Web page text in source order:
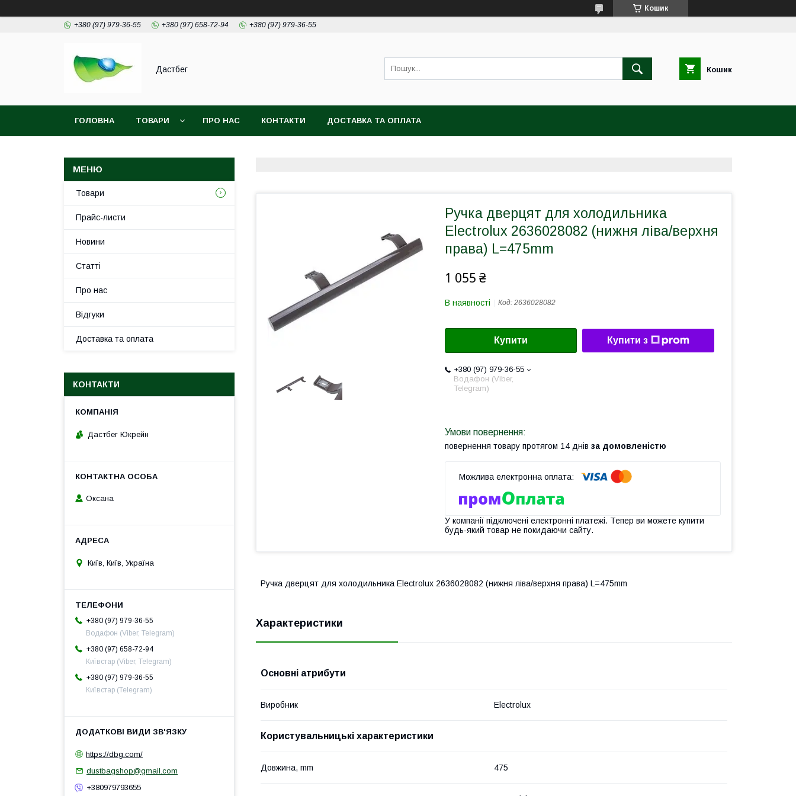
Кошик
+380 (97) 979-36-55 +380 (97) 658-72-94 +380 (97) 979-36-55
Дастбег Кошик
ГОЛОВНА ТОВАРИ ПРО НАС КОНТАКТИ ДОСТАВКА ТА ОПЛАТА
Ручка дверцят для холодильника
Electrolux 2636028082 (нижня ліва/верхня
права) L=475mm
1 055 ₴
В наявності Код: 2636028082
Купити Купити з
+380 (97) 979-36-55
Водафон (Viber,
Telegram)
повернення товару протягом 14 днів за домовленістю
У компанії підключені електронні платежі. Тепер ви можете купити
будь-який товар не покидаючи сайту.
Ручка дверцят для холодильника Electrolux 2636028082 (нижня ліва/верхня права) L=475mm
Характеристики
Основні атрибути
Виробник Electrolux
Користувальницькі характеристики
Довжина, mm 475
Товари
Прайс-листи
Новини
Статті
Про нас
Відгуки
Доставка та оплата
КОНТАКТИ
Дастбег Юкрейн
Оксана
Київ, Київ, Україна
+380 (97) 979-36-55
Водафон (Viber, Telegram)
+380 (97) 658-72-94
Київстар (Viber, Telegram)
+380 (97) 979-36-55
Київстар (Telegram)
https://dbg.com/
dustbagshop@gmail.com
+380979793655